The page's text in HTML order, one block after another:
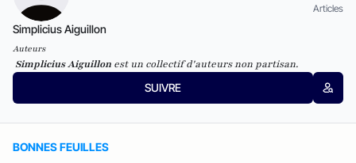
Articles
Simplicius Aiguillon
Auteurs
Simplicius Aiguillon est un collectif d'auteurs non partisan.
SUIVRE
BONNES FEUILLES